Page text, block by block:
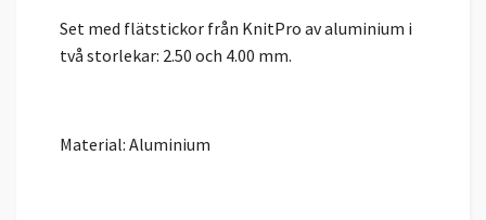
Set med flätstickor från KnitPro av aluminium i
två storlekar: 2.50 och 4.00 mm.
Material: Aluminium